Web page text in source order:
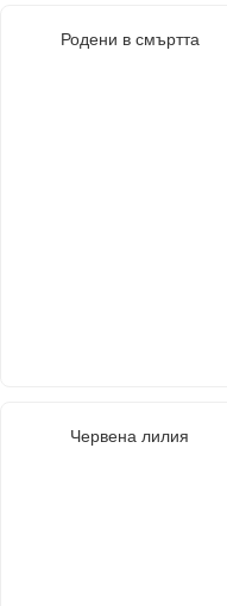
Родени в смъртта
Червена лилия